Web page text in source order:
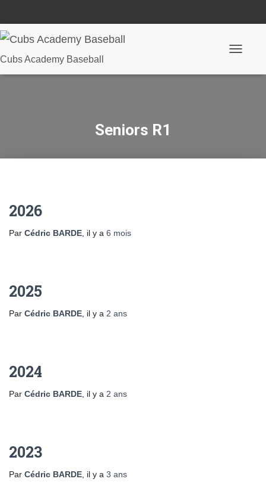
Cubs Academy Baseball
Seniors R1
2026
Par Cédric BARDE , il y a 6 mois
2025
Par Cédric BARDE , il y a 2 ans
2024
Par Cédric BARDE , il y a 2 ans
2023
Par Cédric BARDE , il y a 3 ans